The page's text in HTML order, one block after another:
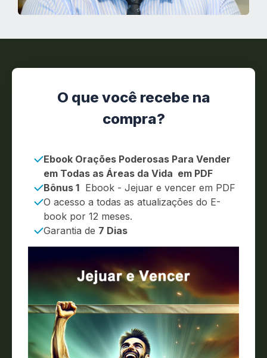
O que você recebe na
compra?
Ebook Orações Poderosas Para Vender
em Todas as Áreas da Vida em PDF
Bônus 1 Ebook - Jejuar e vencer em PDF
O acesso a todas as atualizações do E-
book por 12 meses.
Garantia de 7 Dias